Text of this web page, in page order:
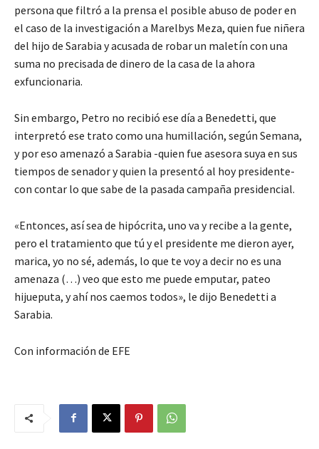
persona que filtró a la prensa el posible abuso de poder en
el caso de la investigación a Marelbys Meza, quien fue niñera
del hijo de Sarabia y acusada de robar un maletín con una
suma no precisada de dinero de la casa de la ahora
exfuncionaria.
Sin embargo, Petro no recibió ese día a Benedetti, que
interpretó ese trato como una humillación, según Semana,
y por eso amenazó a Sarabia -quien fue asesora suya en sus
tiempos de senador y quien la presentó al hoy presidente-
con contar lo que sabe de la pasada campaña presidencial.
«Entonces, así sea de hipócrita, uno va y recibe a la gente,
pero el tratamiento que tú y el presidente me dieron ayer,
marica, yo no sé, además, lo que te voy a decir no es una
amenaza (…) veo que esto me puede emputar, pateo
hijueputa, y ahí nos caemos todos», le dijo Benedetti a
Sarabia.
Con información de EFE